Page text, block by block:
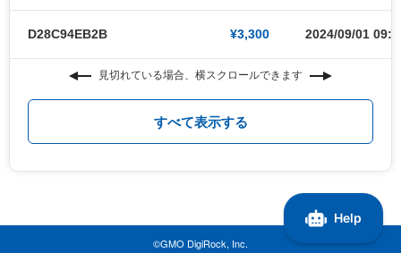
D28C94EB2B ¥3,300 2024/09/01
見切れている場合、横スクロールできます
すべて表示する
©GMO DigiRock, Inc.